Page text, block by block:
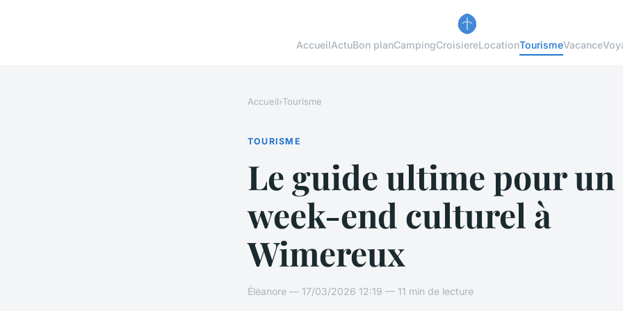
AccueilActuBon planCampingCroisiereLocationTourismeVacance
Accueil›Tourisme
TOURISME
Le guide ultime pour un
week-end culturel à
Wimereux
Éléanore — 17/03/2026 12:19 — 11 min de lecture